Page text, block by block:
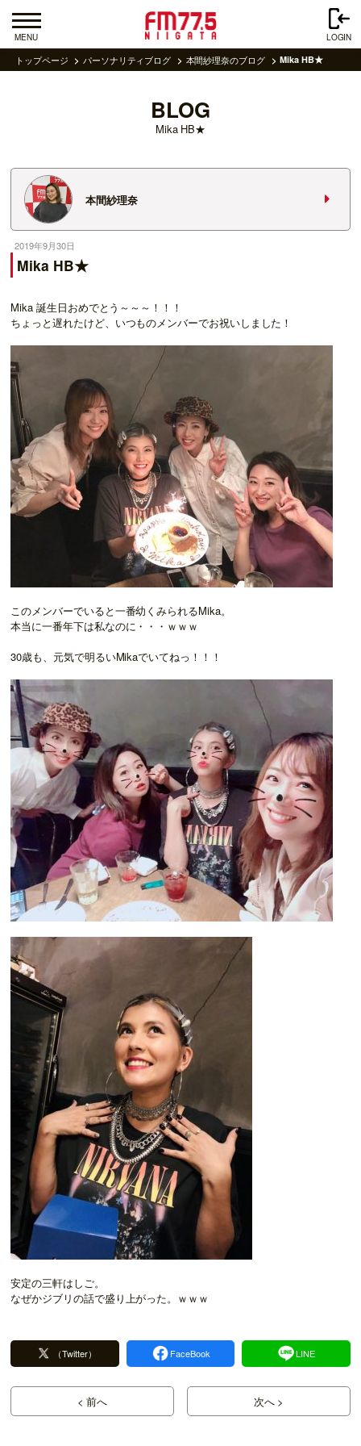
MENU LOGIN
トップページ パーソナリティブログ 本間紗理奈のブログ Mika HB★
BLOG
Mika HB★
本間紗理奈
2019年9月30日
Mika HB★
Mika 誕生日おめでとう～～～！！！
ちょっと遅れたけど、いつものメンバーでお祝いしました！
このメンバーでいると一番幼くみられるMika。
本当に一番年下は私なのに・・・ｗｗｗ
30歳も、元気で明るいMikaでいてねっ！！！
安定の三軒はしご。
なぜかジブリの話で盛り上がった。ｗｗｗ
（Twitter） FaceBook LINE
< 前へ 次へ >